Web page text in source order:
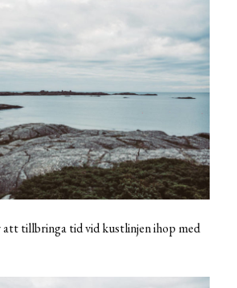
att tillbringa tid vid kustlinjen ihop med